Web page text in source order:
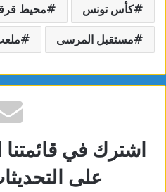
كأس تونس محيط
مستقبل المرسى
اشترك في قائمتنا
على